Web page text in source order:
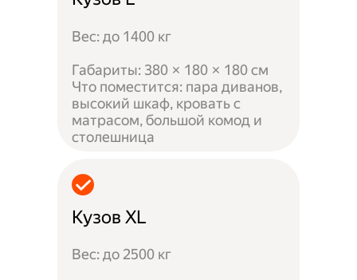
Вес: до 1400 кг
Габариты: 380 × 180 × 180 см
Что поместится: пара диванов,
высокий шкаф, кровать с
матрасом, большой комод и
столешница
Кузов XL
Вес: до 2500 кг